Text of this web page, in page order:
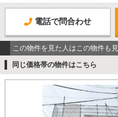
電話で問合わせ
この物件を見た人はこの物件も
同じ価格帯の物件はこちら